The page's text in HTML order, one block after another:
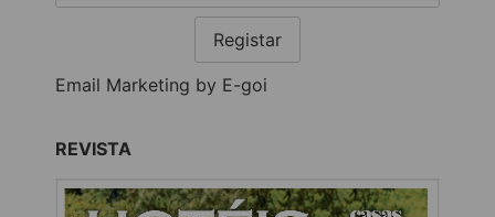
Registar
Email Marketing by E-goi
REVISTA